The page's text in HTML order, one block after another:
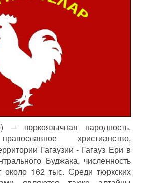
– тюркоязычная народность,
христианство,
Гагаузии - Гагауз Ери в
Буджака, численность
около 162 тыс. Среди тюркских